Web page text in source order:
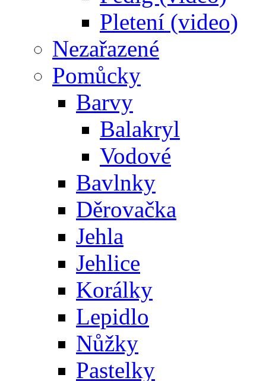
Pletení (video)
Nezařazené
Pomůcky
Barvy
Balakryl
Vodové
Bavlnky
Děrovačka
Jehla
Jehlice
Korálky
Lepidlo
Nůžky
Pastelky